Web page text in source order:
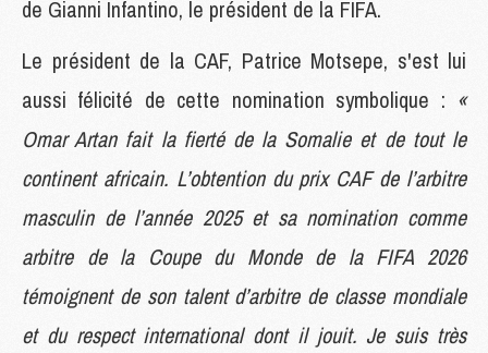
de Gianni Infantino, le président de la FIFA.
Le président de la CAF, Patrice Motsepe, s'est lui
aussi félicité de cette nomination symbolique : «
Omar Artan fait la fierté de la Somalie et de tout le
continent africain. L’obtention du prix CAF de l’arbitre
masculin de l’année 2025 et sa nomination comme
arbitre de la Coupe du Monde de la FIFA 2026
témoignent de son talent d’arbitre de classe mondiale
et du respect international dont il jouit. Je suis très